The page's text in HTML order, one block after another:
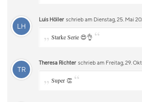
LH
Luis Höller schrieb am Dienstag, 25. Mai
„ Starke Serie 😍👌 “
TR
Theresa Richter schrieb am Freitag, 29.
„ Super 👏 “